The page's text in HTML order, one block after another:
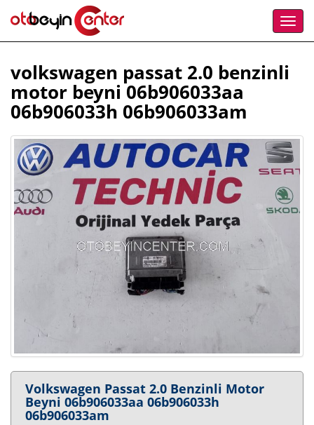
volkswagen passat 2.0 benzinli
motor beyni 06b906033aa
06b906033h 06b906033am
Volkswagen Passat 2.0 Benzinli Motor
Beyni 06b906033aa 06b906033h
06b906033am